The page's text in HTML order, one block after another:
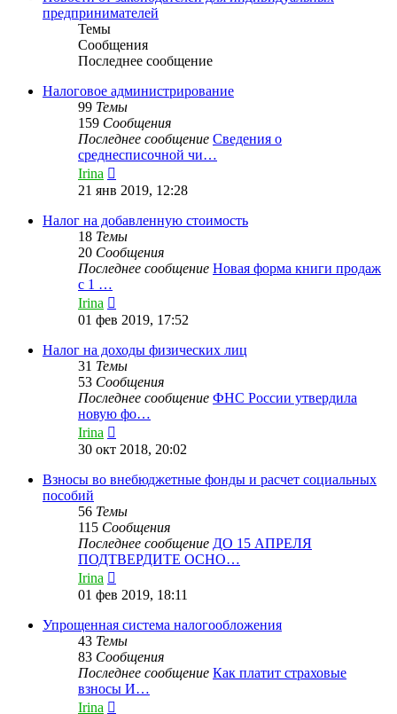
предпринимателей
Темы
Сообщения
Последнее сообщение
Налоговое администрирование
99 Темы
159 Сообщения
Последнее сообщение Сведения о
среднесписочной чи…
Irina
к
сообщению
21 янв 2019, 12:28
Налог на добавленную стоимость
18 Темы
20 Сообщения
Последнее сообщение Новая форма книги продаж
с 1 …
Irina
к
сообщению
01 фев 2019, 17:52
Налог на доходы физических лиц
31 Темы
53 Сообщения
Последнее сообщение ФНС России утвердила
новую фо…
Irina
к
сообщению
30 окт 2018, 20:02
Взносы во внебюджетные фонды и расчет социальных
пособий
56 Темы
115 Сообщения
Последнее сообщение ДО 15 АПРЕЛЯ
ПОДТВЕРДИТЕ ОСНО…
Irina
к
сообщению
01 фев 2019, 18:11
Упрощенная система налогообложения
43 Темы
83 Сообщения
Последнее сообщение Как платит страховые
взносы И…
Irina